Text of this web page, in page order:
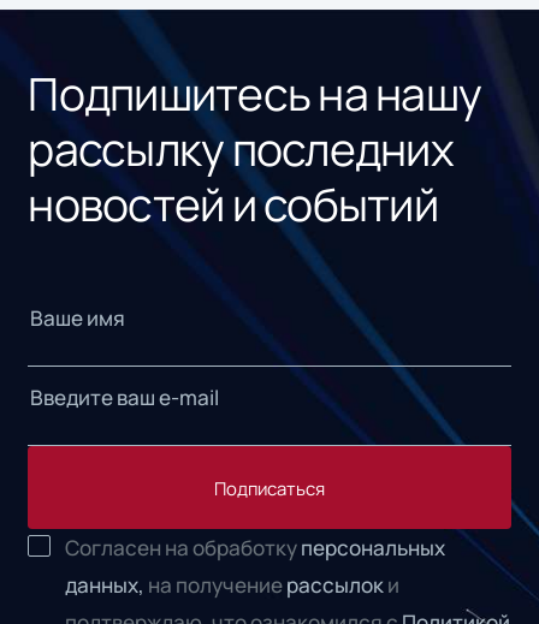
Подпишитесь на нашу
рассылку последних
новостей и событий
Подписаться
Согласен на обработкуперсональных
данных, на получениерассылоки